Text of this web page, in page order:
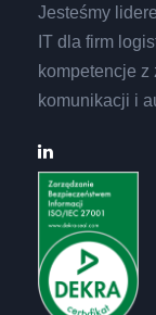
Jesteśmy
IT dla firm
kompetencje z
komunikacji i